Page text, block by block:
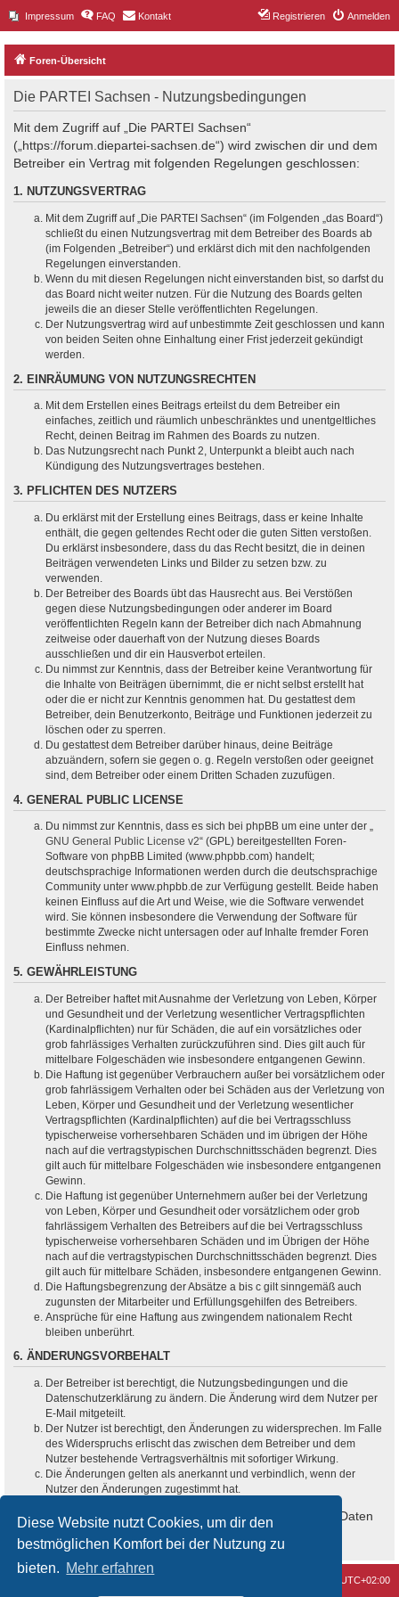
Diese Website nutzt Cookies, um dir den
bestmöglichen Komfort bei der Nutzung zu
bieten. Mehr erfahren
Impressum FAQ Kontakt Anmelden
Registrieren
Foren-Übersicht
Die PARTEI Sachsen - Nutzungsbedingungen
Mit dem Zugriff auf „Die PARTEI Sachsen“
(„https://forum.diepartei-sachsen.de“) wird zwischen dir und dem
Betreiber ein Vertrag mit folgenden Regelungen geschlossen:
1. NUTZUNGSVERTRAG
Mit dem Zugriff auf „Die PARTEI Sachsen“ (im Folgenden „das Board“)
schließt du einen Nutzungsvertrag mit dem Betreiber des Boards ab
(im Folgenden „Betreiber“) und erklärst dich mit den nachfolgenden
Regelungen einverstanden.
Wenn du mit diesen Regelungen nicht einverstanden bist, so darfst du
das Board nicht weiter nutzen. Für die Nutzung des Boards gelten
jeweils die an dieser Stelle veröffentlichten Regelungen.
Der Nutzungsvertrag wird auf unbestimmte Zeit geschlossen und kann
von beiden Seiten ohne Einhaltung einer Frist jederzeit gekündigt
werden.
2. EINRÄUMUNG VON NUTZUNGSRECHTEN
Mit dem Erstellen eines Beitrags erteilst du dem Betreiber ein
einfaches, zeitlich und räumlich unbeschränktes und unentgeltliches
Recht, deinen Beitrag im Rahmen des Boards zu nutzen.
Das Nutzungsrecht nach Punkt 2, Unterpunkt a bleibt auch nach
Kündigung des Nutzungsvertrages bestehen.
3. PFLICHTEN DES NUTZERS
Du erklärst mit der Erstellung eines Beitrags, dass er keine Inhalte
enthält, die gegen geltendes Recht oder die guten Sitten verstoßen.
Du erklärst insbesondere, dass du das Recht besitzt, die in deinen
Beiträgen verwendeten Links und Bilder zu setzen bzw. zu
verwenden.
Der Betreiber des Boards übt das Hausrecht aus. Bei Verstößen
gegen diese Nutzungsbedingungen oder anderer im Board
veröffentlichten Regeln kann der Betreiber dich nach Abmahnung
zeitweise oder dauerhaft von der Nutzung dieses Boards
ausschließen und dir ein Hausverbot erteilen.
Du nimmst zur Kenntnis, dass der Betreiber keine Verantwortung für
die Inhalte von Beiträgen übernimmt, die er nicht selbst erstellt hat
oder die er nicht zur Kenntnis genommen hat. Du gestattest dem
Betreiber, dein Benutzerkonto, Beiträge und Funktionen jederzeit zu
löschen oder zu sperren.
Du gestattest dem Betreiber darüber hinaus, deine Beiträge
abzuändern, sofern sie gegen o. g. Regeln verstoßen oder geeignet
sind, dem Betreiber oder einem Dritten Schaden zuzufügen.
4. GENERAL PUBLIC LICENSE
Du nimmst zur Kenntnis, dass es sich bei phpBB um eine unter der „
GNU General Public License v2“ (GPL) bereitgestellten Foren-
Software von phpBB Limited (www.phpbb.com) handelt;
deutschsprachige Informationen werden durch die deutschsprachige
Community unter www.phpbb.de zur Verfügung gestellt. Beide haben
keinen Einfluss auf die Art und Weise, wie die Software verwendet
wird. Sie können insbesondere die Verwendung der Software für
bestimmte Zwecke nicht untersagen oder auf Inhalte fremder Foren
Einfluss nehmen.
5. GEWÄHRLEISTUNG
Der Betreiber haftet mit Ausnahme der Verletzung von Leben, Körper
und Gesundheit und der Verletzung wesentlicher Vertragspflichten
(Kardinalpflichten) nur für Schäden, die auf ein vorsätzliches oder
grob fahrlässiges Verhalten zurückzuführen sind. Dies gilt auch für
mittelbare Folgeschäden wie insbesondere entgangenen Gewinn.
Die Haftung ist gegenüber Verbrauchern außer bei vorsätzlichem oder
grob fahrlässigem Verhalten oder bei Schäden aus der Verletzung von
Leben, Körper und Gesundheit und der Verletzung wesentlicher
Vertragspflichten (Kardinalpflichten) auf die bei Vertragsschluss
typischerweise vorhersehbaren Schäden und im übrigen der Höhe
nach auf die vertragstypischen Durchschnittsschäden begrenzt. Dies
gilt auch für mittelbare Folgeschäden wie insbesondere entgangenen
Gewinn.
Die Haftung ist gegenüber Unternehmern außer bei der Verletzung
von Leben, Körper und Gesundheit oder vorsätzlichem oder grob
fahrlässigem Verhalten des Betreibers auf die bei Vertragsschluss
typischerweise vorhersehbaren Schäden und im Übrigen der Höhe
nach auf die vertragstypischen Durchschnittsschäden begrenzt. Dies
gilt auch für mittelbare Schäden, insbesondere entgangenen Gewinn.
Die Haftungsbegrenzung der Absätze a bis c gilt sinngemäß auch
zugunsten der Mitarbeiter und Erfüllungsgehilfen des Betreibers.
Ansprüche für eine Haftung aus zwingendem nationalem Recht
bleiben unberührt.
6. ÄNDERUNGSVORBEHALT
Der Betreiber ist berechtigt, die Nutzungsbedingungen und die
Datenschutzerklärung zu ändern. Die Änderung wird dem Nutzer per
E-Mail mitgeteilt.
Der Nutzer ist berechtigt, den Änderungen zu widersprechen. Im Falle
des Widerspruchs erlischt das zwischen dem Betreiber und dem
Nutzer bestehende Vertragsverhältnis mit sofortiger Wirkung.
Die Änderungen gelten als anerkannt und verbindlich, wenn der
Nutzer den Änderungen zugestimmt hat.
Informationen über den Umgang mit deinen persönlichen Daten
sind in der Datenschutzerklärung enthalten.
UTC+02:00